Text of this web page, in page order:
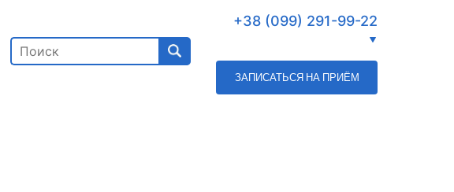
+38 (099) 291-99-22
ЗАПИСАТЬСЯ НА ПРИЁМ